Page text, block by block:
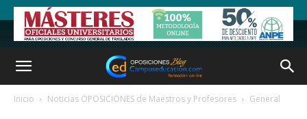
Inicio Noticias OPOSICIONES de Maestros y Profesores General